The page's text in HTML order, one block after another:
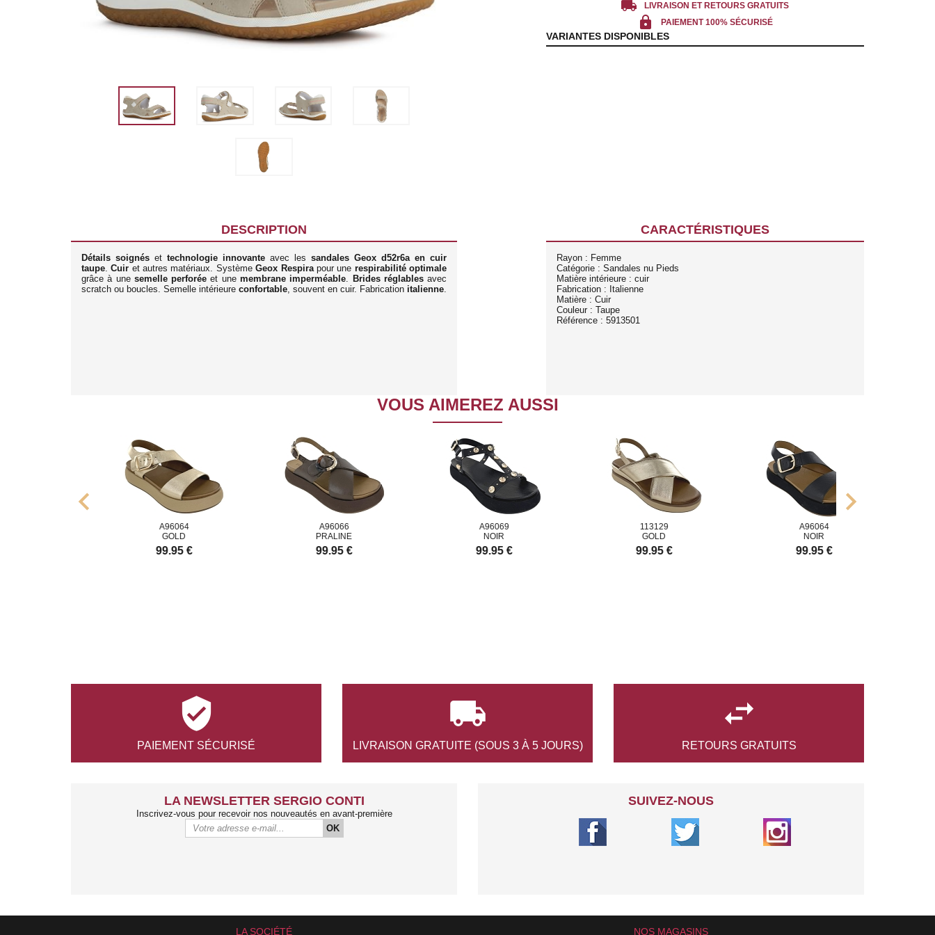
local_shipping LIVRAISON ET RETOURS GRATUITS
lock PAIEMENT 100% SÉCURISÉ
VARIANTES DISPONIBLES
DESCRIPTION
Détails soignés et technologie innovante avec les sandales Geox d52r6a en cuir
taupe.Cuir et autres matériaux. SystèmeGeox Respirapour une respirabilité optimale
grâce à une semelle perforée et une membrane imperméable. Brides réglablesavec
scratch ou boucles. Semelle intérieure confortable, souvent en cuir. Fabrication italienne.
CARACTÉRISTIQUES
Rayon : Femme
Catégorie : Sandales nu Pieds
Matière intérieure : cuir
Fabrication : Italienne
Matière : Cuir
Couleur : Taupe
Référence : 5913501
VOUS AIMEREZ AUSSI
A96064
GOLD
99.95 €
A96066
PRALINE
99.95 €
A96069
NOIR
99.95 €
113129
GOLD
99.95 €
A96064
NOIR
99.95 €
chevron_left chevron_right

PAIEMENT SÉCURISÉ

LIVRAISON GRATUITE (SOUS 3 À 5 JOURS)

RETOURS GRATUITS
LA NEWSLETTER SERGIO CONTI
Inscrivez-vous pour recevoir nos nouveautés en avant-première
OK
SUIVEZ-NOUS
LA SOCIÉTÉ NOS MAGASINS